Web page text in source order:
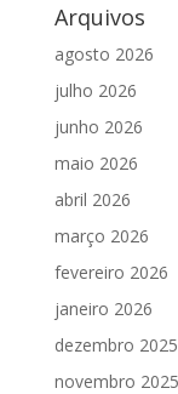
Arquivos
agosto 2026
julho 2026
junho 2026
maio 2026
abril 2026
março 2026
fevereiro 2026
janeiro 2026
dezembro 2025
novembro 2025